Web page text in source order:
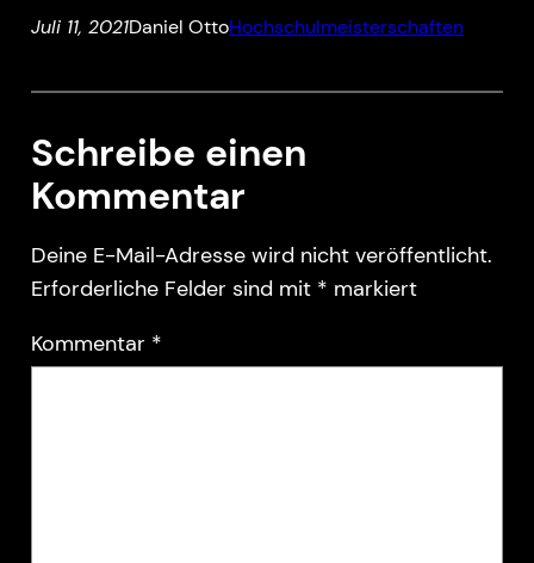
Juli 11, 2021Daniel OttoHochschulmeisterschaften
Schreibe einen
Kommentar
Deine E-Mail-Adresse wird nicht veröffentlicht.
Erforderliche Felder sind mit * markiert
Kommentar *